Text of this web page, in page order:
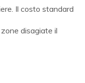
Il costo standard
disagiate il